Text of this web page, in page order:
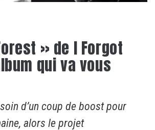
» de I Forgot
qui va vous
d’un coup de boost pour
alors le projet